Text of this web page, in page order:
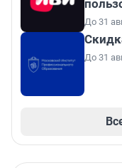
До 31
До 31